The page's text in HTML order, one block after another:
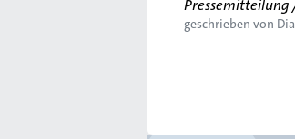
Pressemitteilung
geschrieben von